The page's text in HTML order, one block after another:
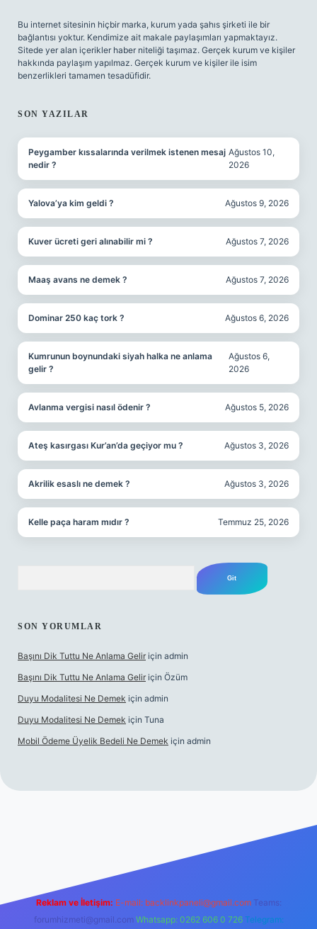
Bu internet sitesinin hiçbir marka, kurum yada şahıs şirketi ile bir
bağlantısı yoktur. Kendimize ait makale paylaşımları yapmaktayız.
Sitede yer alan içerikler haber niteliği taşımaz. Gerçek kurum ve kişiler
hakkında paylaşım yapılmaz. Gerçek kurum ve kişiler ile isim
benzerlikleri tamamen tesadüfidir.
SON YAZILAR
Peygamber kıssalarında verilmek istenen mesaj
nedir ?
Ağustos 10,
2026
Yalova’ya kim geldi ? Ağustos 9, 2026
Kuver ücreti geri alınabilir mi ? Ağustos 7, 2026
Maaş avans ne demek ? Ağustos 7, 2026
Dominar 250 kaç tork ? Ağustos 6, 2026
Kumrunun boynundaki siyah halka ne anlama
gelir ?
Ağustos 6,
2026
Avlanma vergisi nasıl ödenir ? Ağustos 5, 2026
Ateş kasırgası Kur’an’da geçiyor mu ? Ağustos 3, 2026
Akrilik esaslı ne demek ? Ağustos 3, 2026
Kelle paça haram mıdır ? Temmuz 25, 2026
SON YORUMLAR
Başını Dik Tuttu Ne Anlama Gelir için admin
Başını Dik Tuttu Ne Anlama Gelir için Özüm
Duyu Modalitesi Ne Demek için admin
Duyu Modalitesi Ne Demek için Tuna
Mobil Ödeme Üyelik Bedeli Ne Demek için admin
Reklam ve İletişim: E-mail: backlinkpaneli@gmail.com Teams:
forumhizmeti@gmail.com Whatsapp: 0262 606 0 726 Telegram: